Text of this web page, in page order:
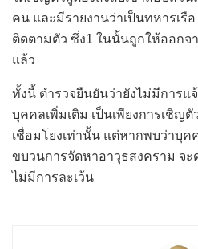
คน และมีรายงานว่าเป็นทหารเรื
ติดตามตัว ซึ่ง1 ในนั้นถูกให้ออกจ
แล้ว
ทั้งนี้ ตำรวจยืนยันว่ายังไม่มีการแ
บุคคลเพิ่มเติม เป็นเพียงการเชิญ
เชื่อมโยงเท่านั้น แต่หากพบว่าบุค
ขบวนการจัดหาอาวุธสงคราม จะ
ไม่มีการละเว้น